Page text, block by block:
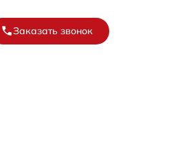
Заказать звонок